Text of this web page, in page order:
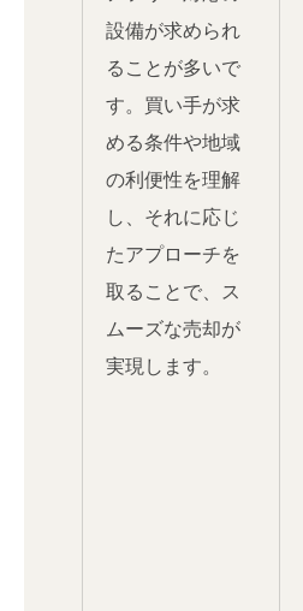
設備が求められ
ることが多いで
す。買い手が求
める条件や地域
の利便性を理解
し、それに応じ
たアプローチを
取ることで、ス
ムーズな売却が
実現します。